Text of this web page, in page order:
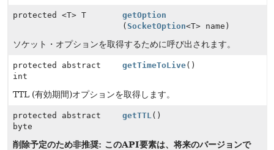
protected <T> T
getOption
(SocketOption<T> name)
ソケット・オプションを取得するために呼び出されます。
protected abstract
int
getTimeToLive()
TTL (有効期間)オプションを取得します。
protected abstract
byte
getTTL()
削除予定のため非推奨: このAPI要素は、将来のバージョンで